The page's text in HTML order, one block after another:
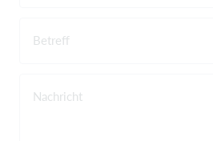
Betreff
Nachricht